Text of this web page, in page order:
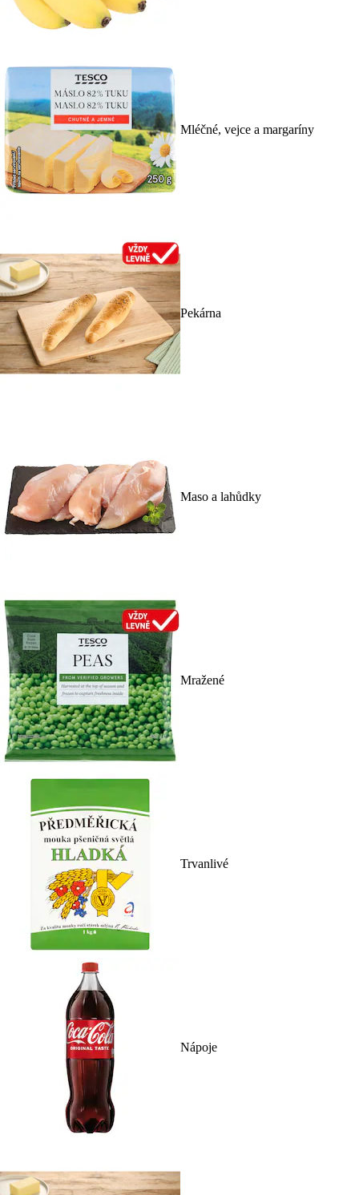
Mléčné, vejce a margaríny
Pekárna
Maso a lahůdky
Mražené
Trvanlivé
Nápoje